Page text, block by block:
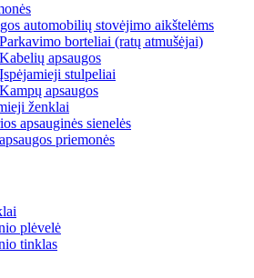
automobilių stovėjimo aikštelėms
Parkavimo borteliai (ratų atmušėjai)
Kabelių apsaugos
Įspėjamieji stulpeliai
Kampų apsaugos
ženklai
apsauginės sienelės
priemonės
plėvelė
tinklas